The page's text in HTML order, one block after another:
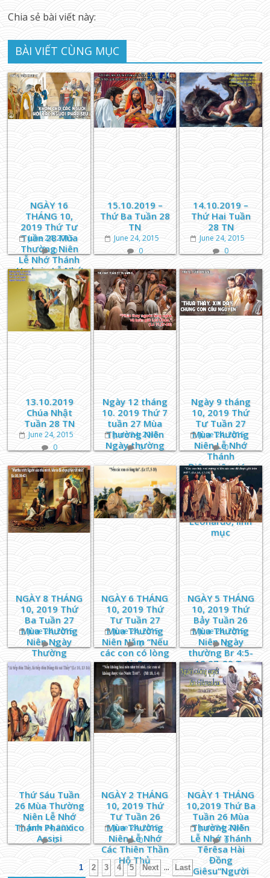
Chia sẻ bài viết này:
BÀI VIẾT CÙNG MỤC
NGÀY 16
THÁNG 10,
2019 Thứ Tư
Tuần 28 Mùa
Thường Niên
Lễ Nhớ Thánh
Hedwig Lễ Nhớ
Thánh
Margarita
Maria Alacoque
June 24, 2015
0
15.10.2019 –
Thứ Ba Tuần 28
TN
June 24, 2015
0
14.10.2019 –
Thứ Hai Tuần
28 TN
June 24, 2015
0
13.10.2019
Chúa Nhật
Tuần 28 TN
June 24, 2015
0
Ngày 12 tháng
10. 2019 Thứ 7
tuần 27 Mùa
Thường Niên
Ngày thường
June 24, 2015
0
Ngày 9 tháng
10, 2019 Thứ
Tư Tuần 27
Mùa Thường
Niên Lễ Nhớ
Thánh
Điônysiô, giám
mục, và Các
Bạn Tử Đạo Lễ
Nhớ Thánh
Gioan
Lêônarđô, linh
mục
June 24, 2015
0
NGÀY 8 THÁNG
10, 2019 Thứ
Ba Tuần 27
Mùa Thường
Niên Ngày
Thường
June 24, 2015
0
NGÀY 6 THÁNG
10, 2019 Thứ
Tư Tuần 27
Mùa Thường
Niên Năm “Nếu
các con có lòng
tin”.
June 24, 2015
0
NGÀY 5 THÁNG
10, 2019 Thứ
Bảy Tuần 26
Mùa Thường
Niên Ngày
thường Br 4:5-
12.27-29 Tv
69:33-37 Lc
10:17-24
June 24, 2015
0
Thứ Sáu Tuần
26 Mùa Thường
Niên Lễ Nhớ
Thánh Phanxico
Assisi
June 24, 2015
0
NGÀY 2 THÁNG
10, 2019 Thứ
Tư Tuần 26
Mùa Thường
Niên Lễ Nhớ
Các Thiên Thần
Hộ Thủ
June 24, 2015
0
NGÀY 1 THÁNG
10,2019 Thứ Ba
Tuần 26 Mùa
Thường Niên
Lễ Nhớ Thánh
Têrêsa Hài
Đồng
Giêsu“Người
June 24, 2015
0
1 2 3 4 5 Next ... Last